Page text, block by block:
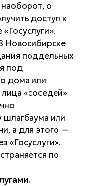
о
доступ к
Новосибирске
поддельных
под
дома или
«соседей»
шлагбаума или
а для этого —
«Госуслуги».
по